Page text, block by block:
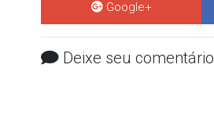
Google+
Deixe seu comentário